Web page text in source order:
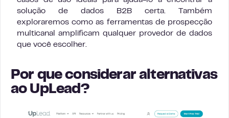
solução de dados B2B certa. Também
exploraremos como as ferramentas de prospecção
multicanal amplificam qualquer provedor de dados
que você escolher.
Por que considerar alternativas
ao UpLead?